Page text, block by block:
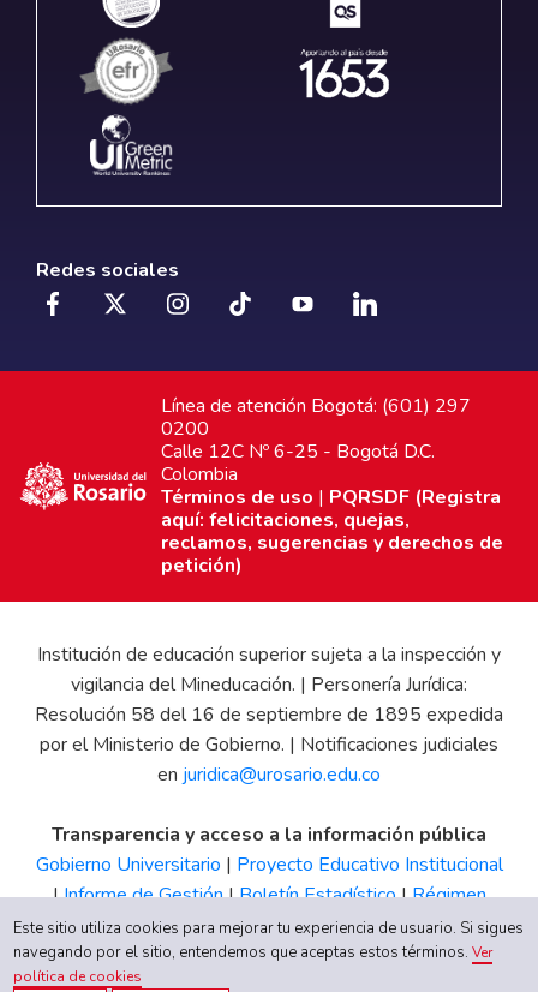
Redes sociales
Línea de atención Bogotá: (601) 297
0200
Calle 12C Nº 6-25 - Bogotá D.C.
Colombia
Términos de uso | PQRSDF (Registra
aquí: felicitaciones, quejas,
reclamos, sugerencias y derechos de
petición)
Institución de educación superior sujeta a la inspección y
vigilancia del Mineducación. | Personería Jurídica:
Resolución 58 del 16 de septiembre de 1895 expedida
por el Ministerio de Gobierno. | Notificaciones judiciales
en juridica@urosario.edu.co
Transparencia y acceso a la información pública
Gobierno Universitario | Proyecto Educativo Institucional
|Informe de Gestión|Boletín Estadístico|Régimen
Tributario|Estados Financieros |Código de Ética| Canal
de Integridad UR
Este sitio utiliza cookies para mejorar tu experiencia de usuario. Si sigues
navegando por el sitio, entendemos que aceptas estos términos.Ver
política de cookies